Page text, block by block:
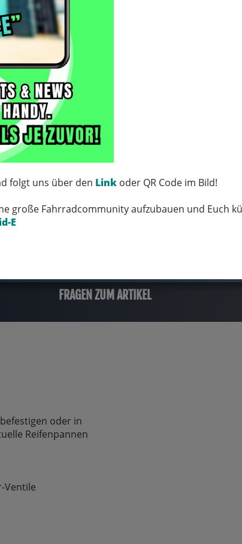
folgt uns über den Link oder QR Code im Bild!
große Fahrradcommunity aufzubauen und Euch
E
FRAGEN ZUM ARTIKEL
oder in
Reifenpannen
Ventile